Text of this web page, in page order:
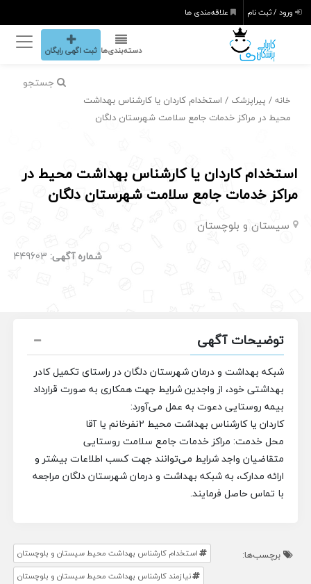
ورود / ثبت نام علاقه‌مندی ها
دسته‌بندی‌ها ثبت اگهی رایگان
جستجو
خانه / پیراپزشک / استخدام کاردان یا کارشناس بهداشت
محیط در مراکز خدمات جامع سلامت شهرستان دلگان
استخدام کاردان یا کارشناس بهداشت محیط در
مراکز خدمات جامع سلامت شهرستان دلگان
سیستان و بلوچستان
شماره آگهی: 449603
توضیحات آگهی
شبکه بهداشت و درمان شهرستان دلگان در راستای تکمیل کادر
بهداشتی خود، از واجدین شرایط جهت همکاری به صورت قرارداد
بیمه روستایی دعوت به عمل می‌آورد:
کاردان یا کارشناس بهداشت محیط ۲نفرخانم یا آقا
محل خدمت: مراکز خدمات جامع سلامت روستایی
متقاضیان واجد شرایط می‌توانند جهت کسب اطلاعات بیشتر و
ارائه مدارک، به شبکه بهداشت و درمان شهرستان دلگان مراجعه
با تماس حاصل فرمایند.
برچسب‌ها:
استخدام کارشناس بهداشت محیط سیستان و بلوچستان
نیازمند کارشناس بهداشت محیط سیستان و بلوچستان